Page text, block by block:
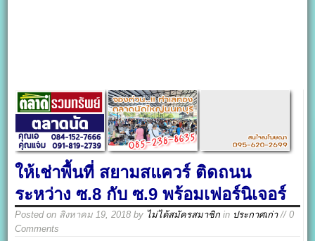
ให้เช่าพื้นที่ สยามสแควร์ ติดถนน
ระหว่าง ซ.8 กับ ซ.9 พร้อมเฟอร์นิเจอร์
Posted on สิงหาคม 19, 2018 by ไม่ได้สมัครสมาชิก in ประกาศเก่า// 0
Comments